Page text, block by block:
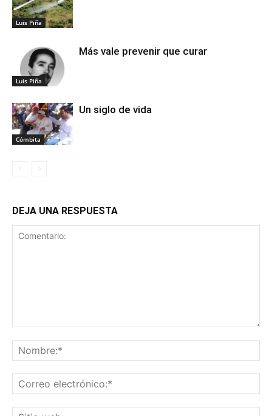
Luis Piña
Luis Piña
Más vale prevenir que curar
Cómbita
Un siglo de vida
DEJA UNA RESPUESTA